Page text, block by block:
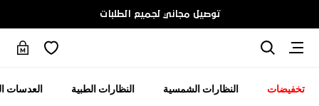
توصيل مجاني لجميع الطلبات
تخفيضات النظارات الشمسية النظارات الطبية العدسات